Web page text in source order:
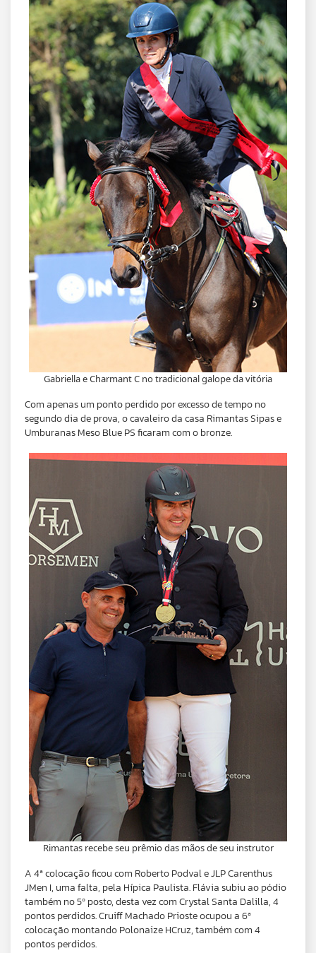
Gabriella e Charmant C no tradicional galope da vitória
Com apenas um ponto perdido por excesso de tempo no
segundo dia de prova, o cavaleiro da casa Rimantas Sipas e
Umburanas Meso Blue PS ficaram com o bronze.
Rimantas recebe seu prêmio das mãos de seu instrutor
A 4ª colocação ficou com Roberto Podval e JLP Carenthus
JMen I, uma falta, pela Hípica Paulista. Flávia subiu ao pódio
também no 5º posto, desta vez com Crystal Santa Dalilla, 4
pontos perdidos. Cruiff Machado Prioste ocupou a 6ª
colocação montando Polonaize HCruz, também com 4
pontos perdidos.